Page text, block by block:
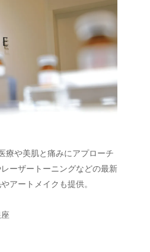
療や美肌と痛みにアプローチ
ーザートーニングなどの最新
アートメイクも提供。